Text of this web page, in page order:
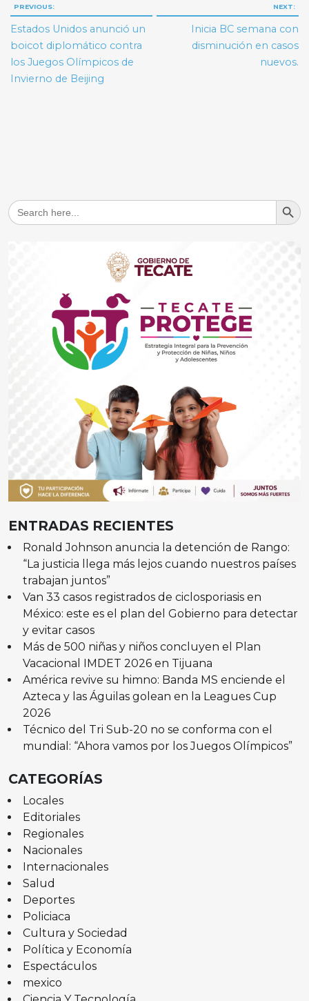
Navegación
de
entradas
PREVIOUS:
Estados Unidos anunció un
boicot diplomático contra
los Juegos Olímpicos de
Invierno de Beijing
NEXT:
Inicia BC semana con
disminución en casos
nuevos.
Search
for:
Search
ENTRADAS RECIENTES
Ronald Johnson anuncia la detención de Rango:
“La justicia llega más lejos cuando nuestros países
trabajan juntos”
Van 33 casos registrados de ciclosporiasis en
México: este es el plan del Gobierno para detectar
y evitar casos
Más de 500 niñas y niños concluyen el Plan
Vacacional IMDET 2026 en Tijuana
América revive su himno: Banda MS enciende el
Azteca y las Águilas golean en la Leagues Cup
2026
Técnico del Tri Sub-20 no se conforma con el
mundial: “Ahora vamos por los Juegos Olímpicos”
CATEGORÍAS
Locales
Editoriales
Regionales
Nacionales
Internacionales
Salud
Deportes
Policiaca
Cultura y Sociedad
Política y Economía
Espectáculos
mexico